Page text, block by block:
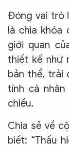
Đóng vai trò
là chìa khóa
giới quan
thiết kế như
bản thể, trải
tính cá
chiều.
Chia sẻ về
biết: “Thấu